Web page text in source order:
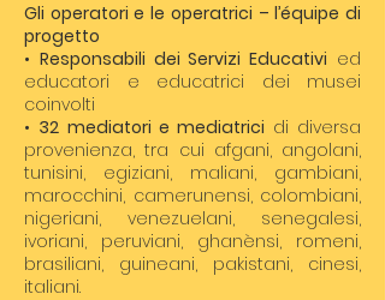
Gli operatori e le operatrici – l’équipe di
progetto
• Responsabili dei Servizi Educativi ed
educatori e educatrici dei musei
coinvolti
• 32 mediatori e mediatrici di diversa
provenienza, tra cui afgani, angolani,
tunisini, egiziani, maliani, gambiani,
marocchini, camerunensi, colombiani,
nigeriani, venezuelani, senegalesi,
ivoriani, peruviani, ghanènsi, romeni,
brasiliani, guineani, pakistani, cinesi,
italiani.